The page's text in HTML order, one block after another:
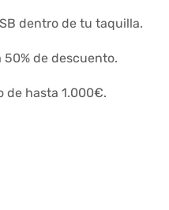
dentro de tu taquilla.
de descuento.
de hasta 1.000€.